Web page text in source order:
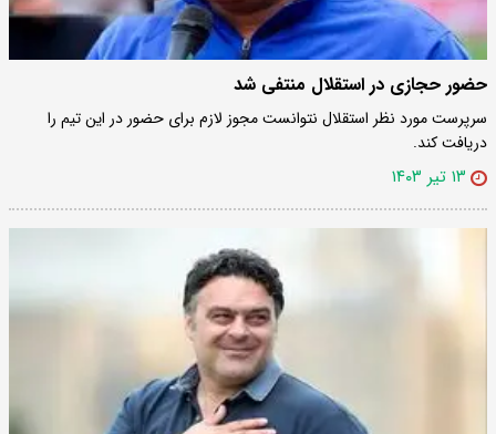
حضور حجازی در استقلال منتفی شد
سرپرست مورد نظر استقلال نتوانست مجوز لازم برای حضور در این تیم را
دریافت کند.
۱۳ تیر ۱۴۰۳